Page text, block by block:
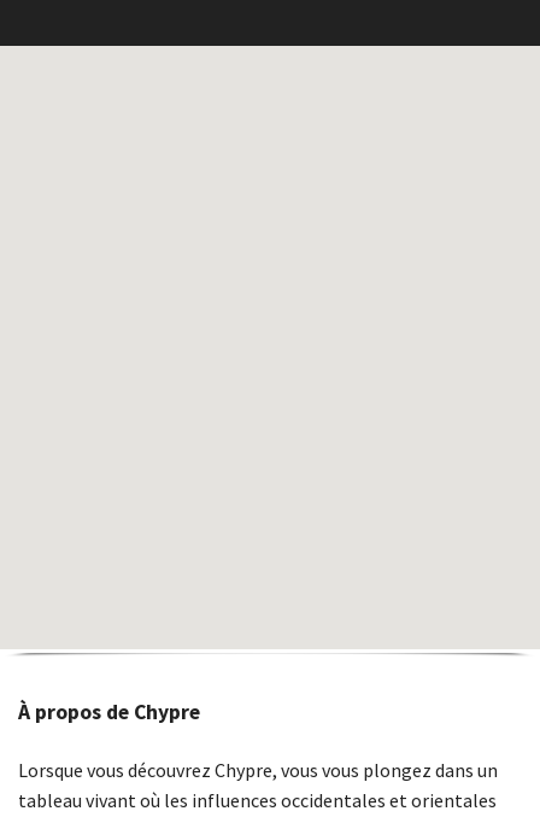
À propos de Chypre
Lorsque vous découvrez Chypre, vous vous plongez dans un
tableau vivant où les influences occidentales et orientales